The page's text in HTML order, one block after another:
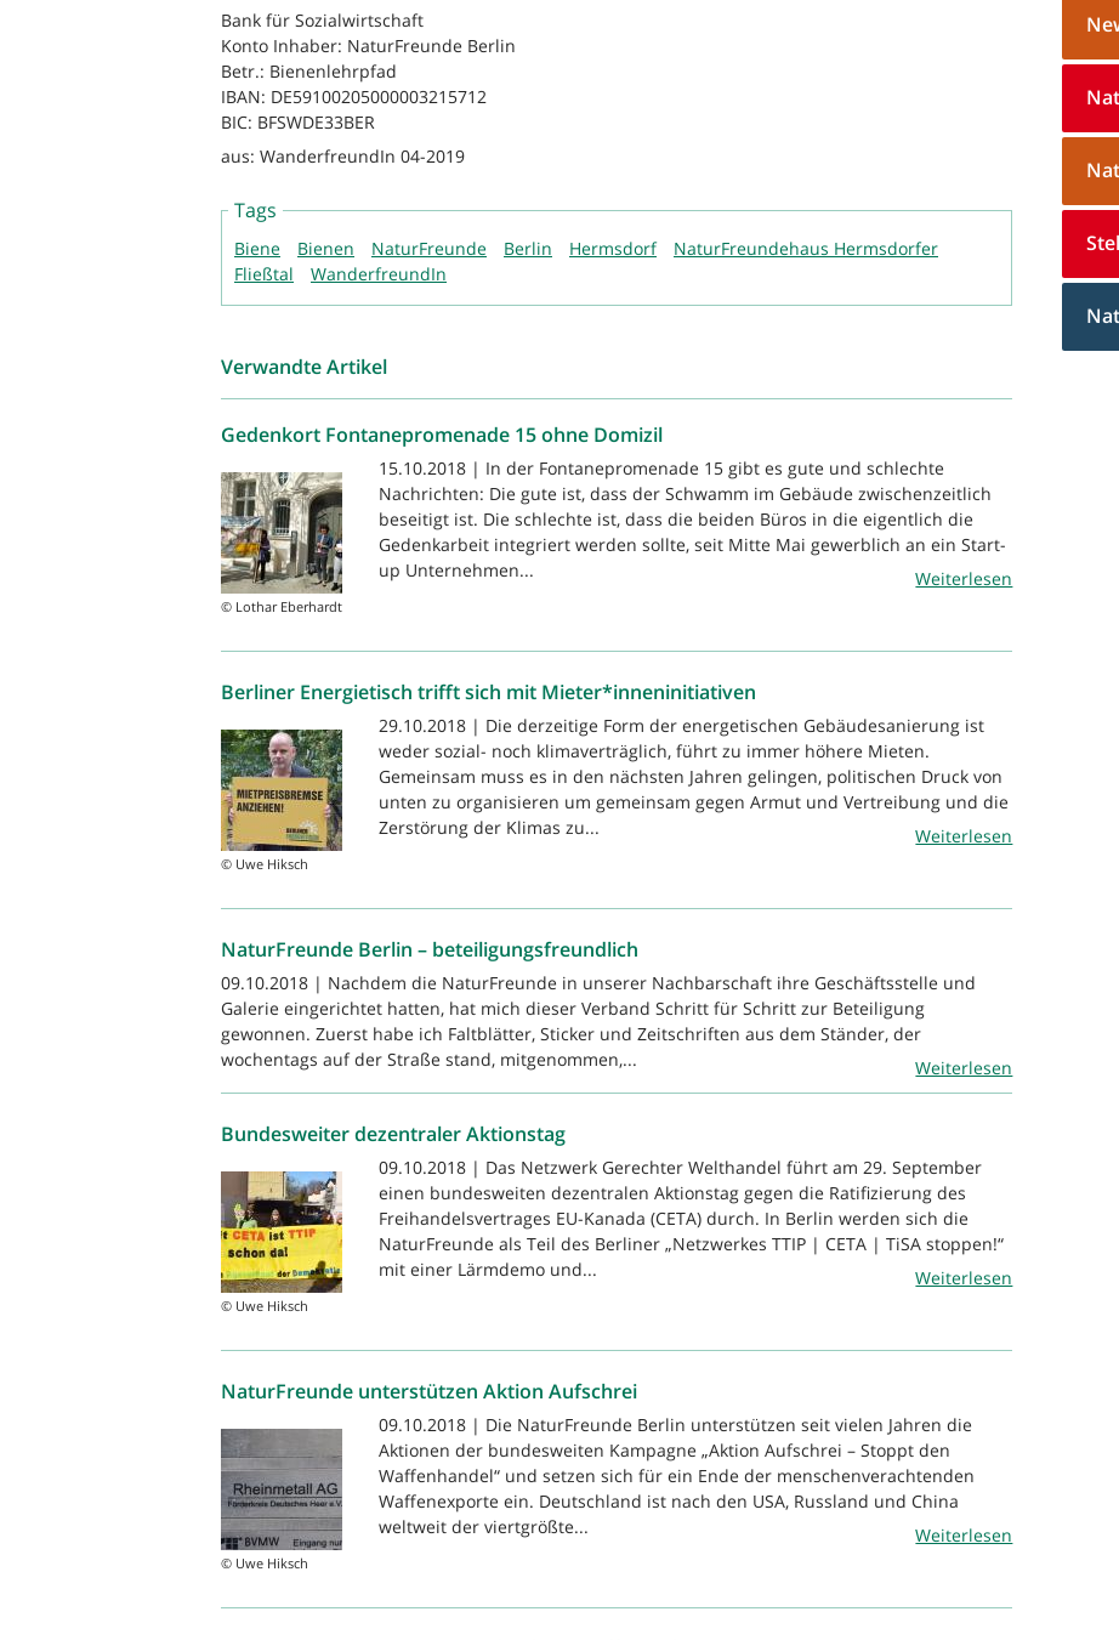
Bank für Sozialwirtschaft
Konto Inhaber: NaturFreunde Berlin
Betr.: Bienenlehrpfad
IBAN: DE59100205000003215712
BIC: BFSWDE33BER
aus: WanderfreundIn 04-2019
Tags
Biene Bienen NaturFreunde Berlin Hermsdorf
NaturFreundehaus Hermsdorfer
Fließtal
WanderfreundIn
Verwandte Artikel
Gedenkort Fontanepromenade 15 ohne Domizil
© Lothar Eberhardt
15.10.2018 | In der Fontanepromenade 15 gibt es gute und schlechte
Nachrichten: Die gute ist, dass der Schwamm im Gebäude zwischenzeitlich
beseitigt ist. Die schlechte ist, dass die beiden Büros in die eigentlich die
Gedenkarbeit integriert werden sollte, seit Mitte Mai gewerblich an ein Start-
up Unternehmen...
Weiterlesen
Berliner Energietisch trifft sich mit Mieter*inneninitiativen
© Uwe Hiksch
29.10.2018 | Die derzeitige Form der energetischen Gebäudesanierung ist
weder sozial- noch klimaverträglich, führt zu immer höhere Mieten.
Gemeinsam muss es in den nächsten Jahren gelingen, politischen Druck von
unten zu organisieren um gemeinsam gegen Armut und Vertreibung und die
Zerstörung der Klimas zu...
Weiterlesen
NaturFreunde Berlin – beteiligungsfreundlich
09.10.2018 | Nachdem die NaturFreunde in unserer Nachbarschaft ihre Geschäftsstelle und
Galerie eingerichtet hatten, hat mich dieser Verband Schritt für Schritt zur Beteiligung
gewonnen. Zuerst habe ich Faltblätter, Sticker und Zeitschriften aus dem Ständer, der
wochentags auf der Straße stand, mitgenommen,...
Weiterlesen
Bundesweiter dezentraler Aktionstag
© Uwe Hiksch
09.10.2018 | Das Netzwerk Gerechter Welthandel führt am 29. September
einen bundesweiten dezentralen Aktionstag gegen die Ratifizierung des
Freihandelsvertrages EU-Kanada (CETA) durch. In Berlin werden sich die
NaturFreunde als Teil des Berliner „Netzwerkes TTIP | CETA | TiSA stoppen!“
mit einer Lärmdemo und...
Weiterlesen
NaturFreunde unterstützen Aktion Aufschrei
© Uwe Hiksch
09.10.2018 | Die NaturFreunde Berlin unterstützen seit vielen Jahren die
Aktionen der bundesweiten Kampagne „Aktion Aufschrei – Stoppt den
Waffenhandel“ und setzen sich für ein Ende der menschenverachtenden
Waffenexporte ein. Deutschland ist nach den USA, Russland und China
weltweit der viertgrößte...
Weiterlesen